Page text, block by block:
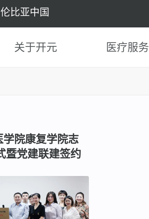
比亚中国
关于开元 医疗服务
院康复学院志
暨党建联建签约